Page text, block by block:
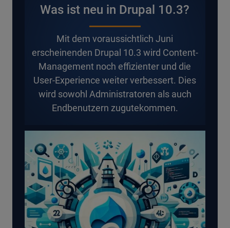
Was ist neu in Drupal 10.3?
Mit dem voraussichtlich Juni
erscheinenden Drupal 10.3 wird Content-
Management noch effizienter und die
User-Experience weiter verbessert. Dies
wird sowohl Administratoren als auch
Endbenutzern zugutekommen.